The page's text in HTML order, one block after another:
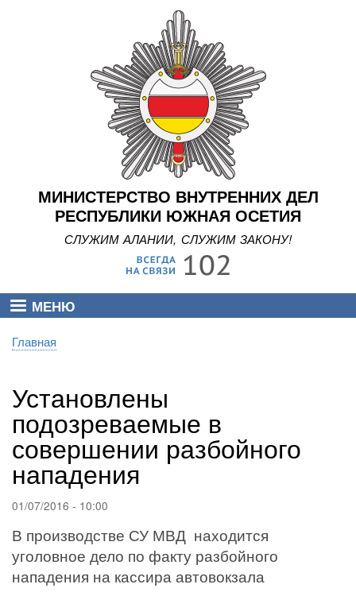
Перейти
к
основному
содержанию
МИНИСТЕРСТВО ВНУТРЕННИХ ДЕЛ
РЕСПУБЛИКИ ЮЖНАЯ ОСЕТИЯ
СЛУЖИМ АЛАНИИ, СЛУЖИМ ЗАКОНУ!
МЕНЮ
Строка
Главная
Установлены
подозреваемые в
совершении разбойного
нападения
01/07/2016 - 10:00
В производстве СУ МВД находится
уголовное дело по факту разбойного
нападения на кассира автовокзала